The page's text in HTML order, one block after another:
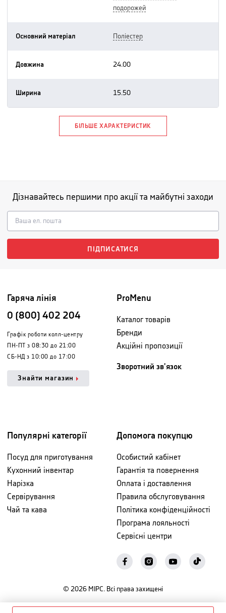
подорожей
Основний матеріал поліестер
Довжина 24.00
Ширина 15.50
БІЛЬШЕ ХАРАКТЕРИСТИК
Дізнавайтесь першими про акції та майбутні заходи
ПІДПИСАТИСЯ
Гаряча лінія
0 (800) 402 204
Графік роботи колл-центру
ПН-ПТ з 08:30 до 21:00
СБ-НД з 10:00 до 17:00
Знайти магазин
ProMenu
Каталог товарів
Бренди
Акційні пропозиції
Зворотний зв'язок
Популярні категорії
Посуд для приготування
Кухонний інвентар
Нарізка
Сервірування
Чай та кава
Допомога покупцю
Особистий кабінет
Гарантія та повернення
Оплата і доставлення
Правила обслуговування
Політика конфіденційності
Програма лояльності
Сервісні центри
© 2026 МІРС. Всі права захищені